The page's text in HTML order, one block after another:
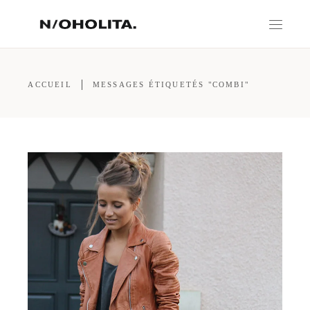
ACCUEIL MESSAGES ÉTIQUETÉS "COMBI"